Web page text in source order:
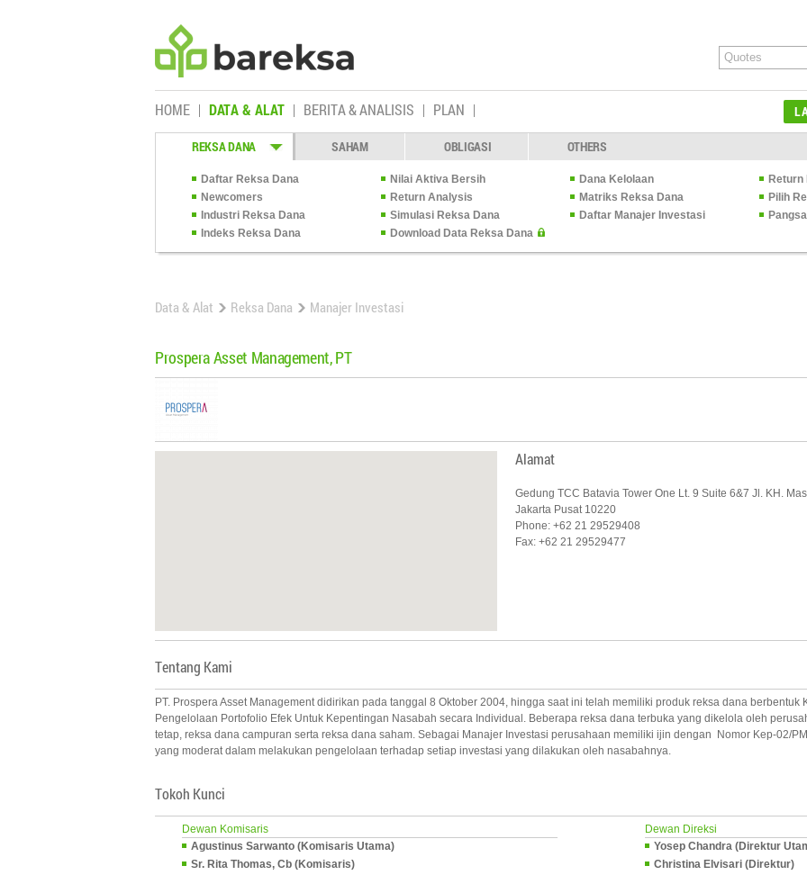
HOME DATA & ALAT BERITA & ANALISIS PLAN
REKSA DANA SAHAM OBLIGASI OTHERS
Daftar Reksa Dana Nilai Aktiva Bersih Dana Kelolaan
Newcomers
Return Analysis Matriks Reksa Dana
Pilih
Industri Reksa Dana
Simulasi Reksa Dana Daftar Manajer Investasi
Indeks Reksa Dana
Download Data Reksa Dana
Data & Alat Reksa Dana Manajer Investasi
Prospera Asset Management, PT
Alamat
Gedung TCC Batavia Tower One Lt. 9 Suite 6&7 Jl. KH.
Jakarta Pusat 10220
Phone: +62 21 29529408
Fax: +62 21 29529477
Tentang Kami
PT. Prospera Asset Management didirikan pada tanggal 8 Oktober 2004, hingga saat ini telah memiliki produk reksa dana berbentuk
Pengelolaan Portofolio Efek Untuk Kepentingan Nasabah secara Individual. Beberapa reksa dana terbuka yang dikelola oleh
tetap, reksa dana campuran serta reksa dana saham. Sebagai Manajer Investasi perusahaan memiliki ijin dengan Nomor Kep-02/
yang moderat dalam melakukan pengelolaan terhadap setiap investasi yang dilakukan oleh nasabahnya.
Tokoh Kunci
Dewan Komisaris
Agustinus Sarwanto (Komisaris Utama)
Sr. Rita Thomas, Cb (Komisaris)
Dewan Direksi
Yosep Chandra (Direktur
Christina Elvisari (Direktur)